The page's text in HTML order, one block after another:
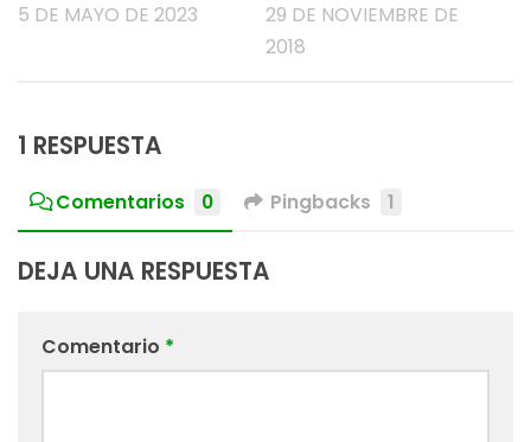
5 DE MAYO DE 2023
29 DE NOVIEMBRE DE
2018
1 RESPUESTA
Comentarios 0 Pingbacks 1
DEJA UNA RESPUESTA
Comentario *